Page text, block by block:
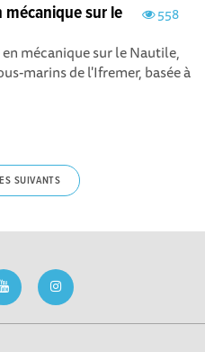
558
sur le
mécanique sur le Nautile,
marins de l'Ifremer, basée à
SUIVANTS